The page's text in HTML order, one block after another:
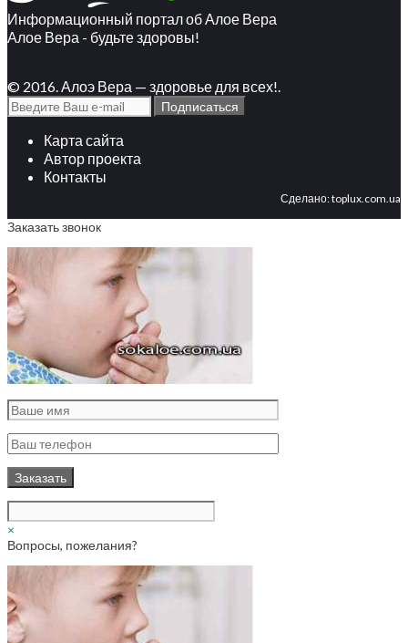
Информационный портал об Алое Вера
Алое Вера - будьте здоровы!
© 2016. Алоэ Вера — здоровье для всех!.
Карта сайта
Автор проекта
Контакты
Сделано:toplux.com.ua
Заказать звонок
×
Вопросы, пожелания?